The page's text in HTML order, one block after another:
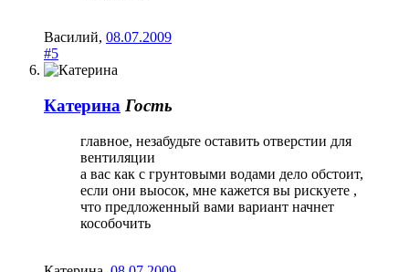
Василий, 08.07.2009
#5
Катерина Гость
главное, незабудьте оставить отверстии для
вентиляции
а вас как с грунтовыми водами дело обстоит,
если они выосок, мне кажется вы рискуете ,
что предложенный вами вариант начнет
кособочить